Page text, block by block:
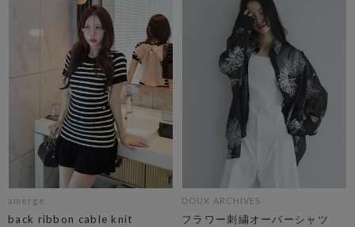
amerge.
back ribbon cable knit
DOUX ARCHIVES
フラワー刺繍オーバーシャツ